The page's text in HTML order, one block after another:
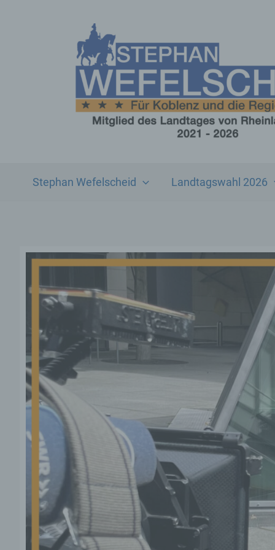
Stephan Wefelscheid Landtagswahl 2026